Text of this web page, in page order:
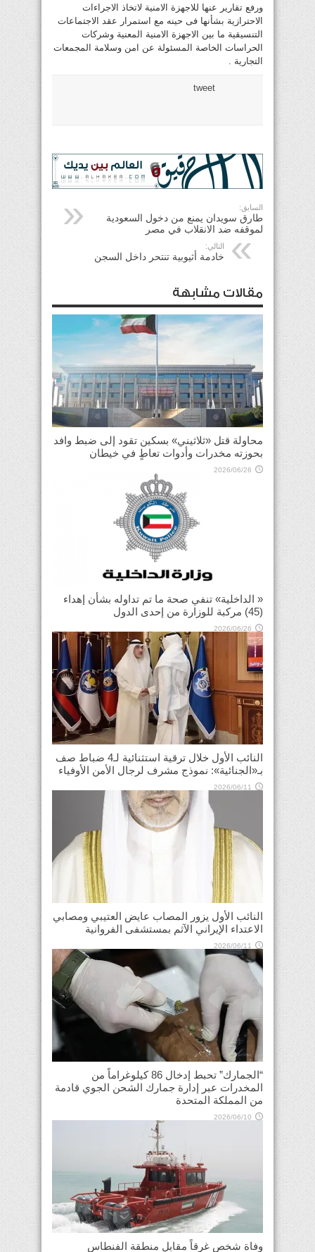
ورفع تقارير عنها للاجهزة الامنية لاتخاذ الاجراءات
الاحترازية بشأنها فى حينه مع استمرار عقد الاجتماعات
التنسيقية ما بين الاجهزة الامنية المعنية وشركات
الحراسات الخاصة المسئولة عن امن وسلامة المجمعات
التجارية .
tweet
السابق:
طارق سويدان يمنع من دخول السعودية
لموقفه ضد الانقلاب في مصر
التالي:
خادمة أثيوبية تنتحر داخل السجن
مقالات مشابهة
محاولة قتل «ثلاثيني» بسكين تقود إلى ضبط وافد
بحوزته مخدرات وأدوات تعاطٍ في خيطان
2026/06/26
« الداخلية» تنفي صحة ما تم تداوله بشأن إهداء
(45) مركبة للوزارة من إحدى الدول
2026/06/26
النائب الأول خلال ترقية استثنائية لـ4 ضباط صف
بـ«الجنائية»: نموذج مشرف لرجال الأمن الأوفياء
2026/06/11
النائب الأول يزور المصاب عايض العتيبي ومصابي
الاعتداء الإيراني الآثم بمستشفى الفروانية
2026/06/11
“الجمارك” تحبط إدخال 86 كيلوغراماً من
المخدرات عبر إدارة جمارك الشحن الجوي قادمة
من المملكة المتحدة
2026/06/10
وفاة شخص غرقاً مقابل منطقة الفنطاس